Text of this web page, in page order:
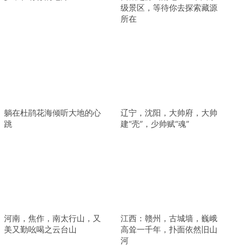
级景区，等待你去探索藏源
所在
躺在杜鹃花海倾听大地的心
跳
辽宁，沈阳，大帅府，大帅
建“壳”，少帅赋“魂”
河南，焦作，南太行山，又
美又勤吆喝之云台山
江西：赣州，古城墙，巍峨
高耸一千年，扑面依然旧山
河